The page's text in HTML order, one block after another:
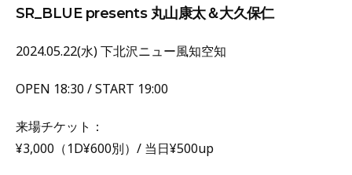
SR_BLUE presents 丸山康太＆大久保仁
2024.05.22(水) 下北沢ニュー風知空知
OPEN 18:30 / START 19:00
来場チケット：
¥3,000（1D¥600別）/ 当日¥500up